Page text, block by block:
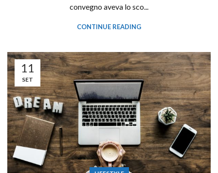
convegno aveva lo sco...
CONTINUE READING
11
SET